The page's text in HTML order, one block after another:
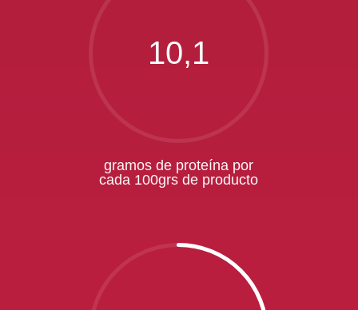
10,1
gramos de proteína por
cada 100grs de producto